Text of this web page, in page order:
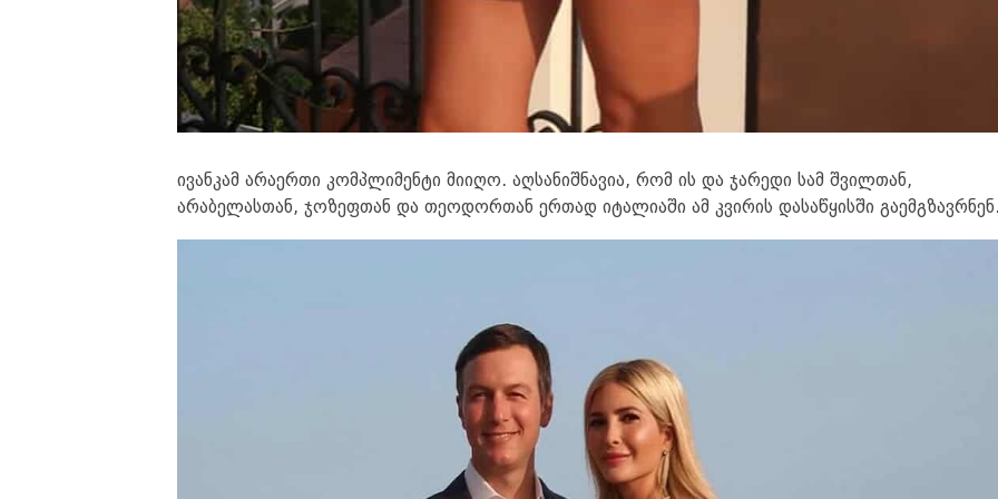
ივანკამ არაერთი კომპლიმენტი მიიღო. აღსანიშნავია, რომ ის და ჯარედი სამ შვილთან,
არაბელასთან, ჯოზეფთან და თეოდორთან ერთად იტალიაში ამ კვირის დასაწყისში